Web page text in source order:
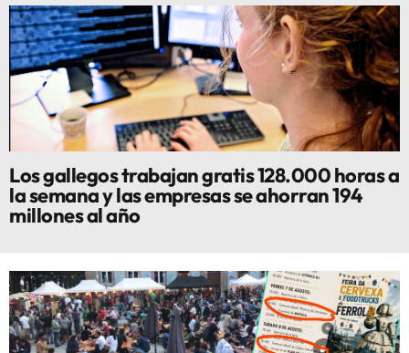
Los gallegos trabajan gratis 128.000 horas a
la semana y las empresas se ahorran 194
millones al año